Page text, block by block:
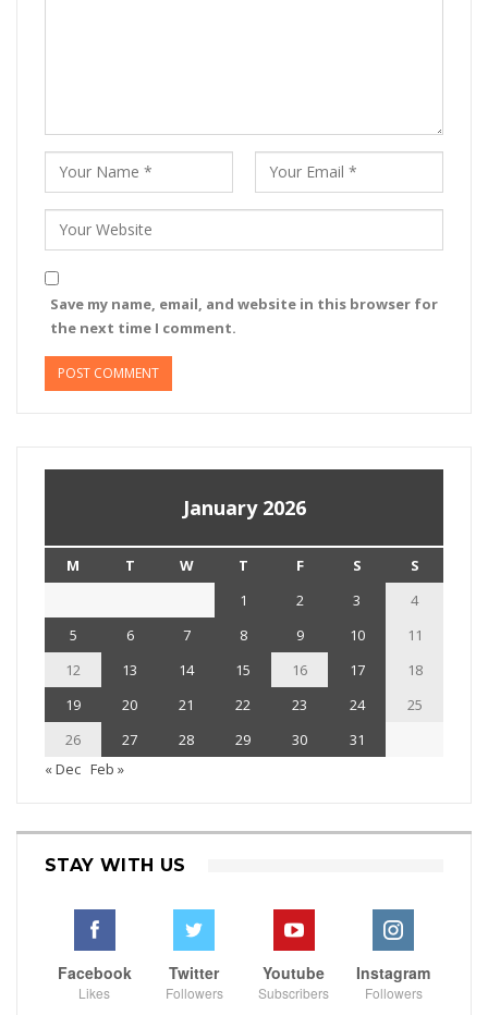
Save my name, email, and website in this browser for
the next time I comment.
January 2026
M T W T F S
S
1
2 3
4
5
6 7 8 9 10
11
12
13 14 15 16 17
18
19
20 21 22 23 24
25
26
27 28 29 30
31
« Dec Feb »
STAY WITH US
Facebook
Likes
Twitter
Followers
Youtube
Subscribers
Instagram
Followers